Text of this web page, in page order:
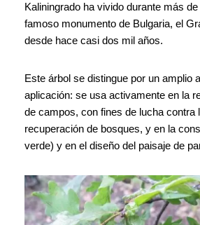
Kaliningrado ha vivido durante más
famoso monumento de Bulgaria, el
desde hace casi dos mil años.
Este árbol se distingue por un amplio
aplicación: se usa activamente en la
de campos, con fines de lucha contra
recuperación de bosques, y en la
verde) y en el diseño del paisaje de